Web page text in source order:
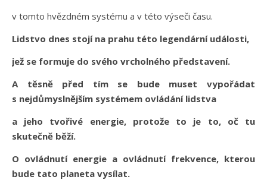
v tomto hvězdném systému a v této výseči času.
Lidstvo dnes stojí na prahu této legendární události,
jež se formuje do svého vrcholného představení.
A těsně před tím se bude muset vypořádat
s nejdůmyslnějším systémem ovládání lidstva
a jeho tvořivé energie, protože to je to, oč tu
skutečně běží.
O ovládnutí energie a ovládnutí frekvence, kterou
bude tato planeta vysílat.